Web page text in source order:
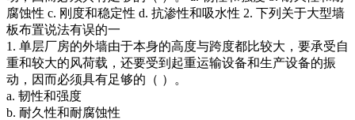
腐蚀性 c. 刚度和稳定性 d. 抗渗性和吸水性 2. 下列关于大型墙
板布置说法有误的一
1. 单层厂房的外墙由于本身的高度与跨度都比较大，要承受自
重和较大的风荷载，还要受到起重运输设备和生产设备的振
动，因而必须具有足够的（ ）。
a. 韧性和强度
b. 耐久性和耐腐蚀性